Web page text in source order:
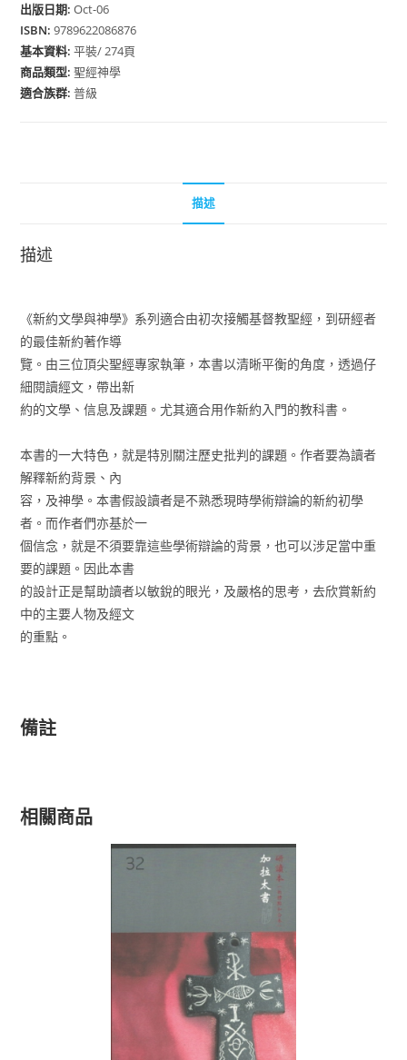
出版日期:Oct-06
ISBN:9789622086876
基本資料:平裝/ 274頁
商品類型:聖經神學
適合族群:普級
描述
描述
《新約文學與神學》系列適合由初次接觸基督教聖經，到研經者
的最佳新約著作導
覽。由三位頂尖聖經專家執筆，本書以清晰平衡的角度，透過仔
細閱讀經文，帶出新
約的文學、信息及課題。尤其適合用作新約入門的教科書。
本書的一大特色，就是特別關注歷史批判的課題。作者要為讀者
解釋新約背景、內
容，及神學。本書假設讀者是不熟悉現時學術辯論的新約初學
者。而作者們亦基於一
個信念，就是不須要靠這些學術辯論的背景，也可以涉足當中重
要的課題。因此本書
的設計正是幫助讀者以敏銳的眼光，及嚴格的思考，去欣賞新約
中的主要人物及經文
的重點。
備註
相關商品